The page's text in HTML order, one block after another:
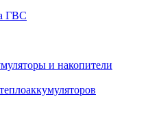
ГВС
и накопители